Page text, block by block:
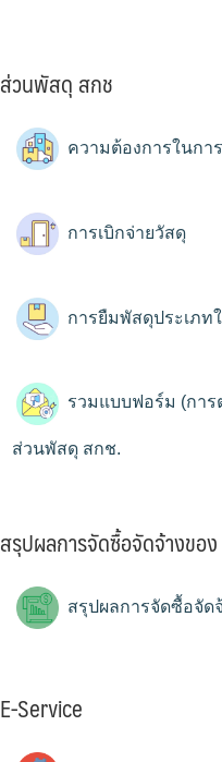
ส่วนพัสดุ สกช
ความต้องการในกา
การเบิกจ่ายวัสดุ
การยืมพัสดุประเภท
รวมแบบฟอร์ม (การ
ส่วนพัสดุ สกช.
สรุปผลการจัดซื้อจัดจ้างขอ
สรุปผลการจัดซื้อจัด
E-Service